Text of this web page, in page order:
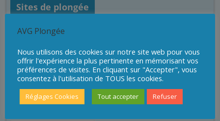
Sites de plongée
AVG Plongée
Nous utilisons des cookies sur notre site web pour vous
offrir l'expérience la plus pertinente en mémorisant vos
préférences de visites. En cliquant sur "Accepter", vous
consentez à l'utilisation de TOUS les cookies.
Réglages Cookies Tout accepter Refuser